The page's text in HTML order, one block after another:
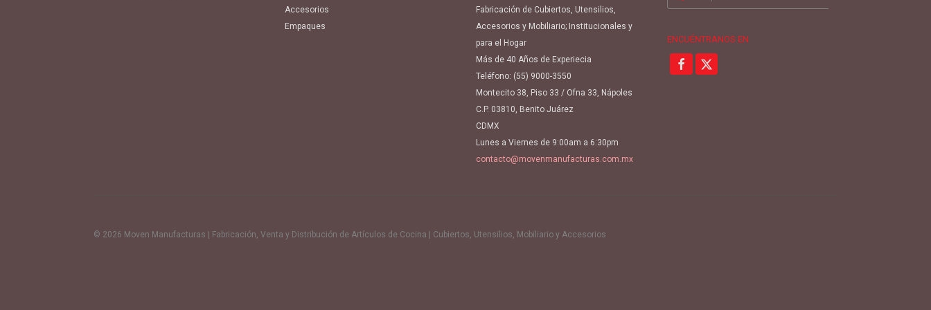
Accesorios
Empaques
Fabricación de Cubiertos, Utensilios,
Accesorios y Mobiliario; Institucionales y
para el Hogar
Más de 40 Años de Experiecia
Teléfono: (55) 9000-3550
Montecito 38, Piso 33 / Ofna 33, Nápoles
C.P. 03810, Benito Juárez
CDMX
Lunes a Viernes de 9:00am a 6:30pm
contacto@movenmanufacturas.com.mx
ENCUÉNTRANOS EN
© 2026 Moven Manufacturas | Fabricación, Venta y Distribución de Artículos de Cocina | Cubiertos, Utensilios, Mobiliario y Accesorios